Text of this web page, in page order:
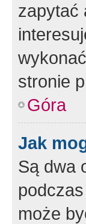
zapytać
stronie
Góra
Jak
Są dwa
może